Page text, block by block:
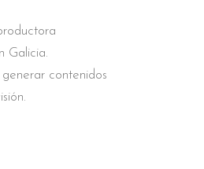
Galicia.
contenidos